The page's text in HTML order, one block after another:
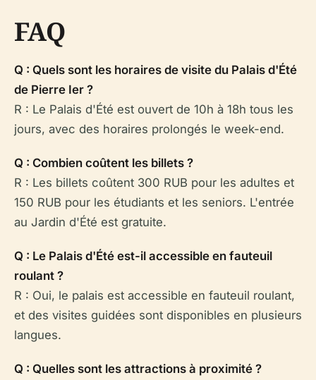
FAQ
Q : Quels sont les horaires de visite du Palais d'Été
de Pierre Ier ?
R : Le Palais d'Été est ouvert de 10h à 18h tous les
jours, avec des horaires prolongés le week-end.
Q : Combien coûtent les billets ?
R : Les billets coûtent 300 RUB pour les adultes et
150 RUB pour les étudiants et les seniors. L'entrée
au Jardin d'Été est gratuite.
Q : Le Palais d'Été est-il accessible en fauteuil
roulant ?
R : Oui, le palais est accessible en fauteuil roulant,
et des visites guidées sont disponibles en plusieurs
langues.
Q : Quelles sont les attractions à proximité ?